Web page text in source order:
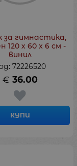
гимнастика,
120 х 60 x 6 см -
винил
72226520
36.00
€
КУПИ